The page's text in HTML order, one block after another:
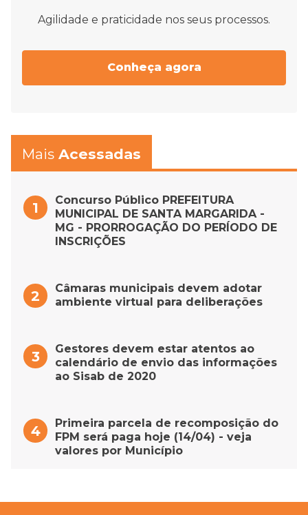
Agilidade e praticidade nos seus processos.
Conheça agora
Mais Acessadas
Concurso Público PREFEITURA
MUNICIPAL DE SANTA MARGARIDA -
MG - PRORROGAÇÃO DO PERÍODO DE
INSCRIÇÕES
Câmaras municipais devem adotar
ambiente virtual para deliberações
Gestores devem estar atentos ao
calendário de envio das informações
ao Sisab de 2020
Primeira parcela de recomposição do
FPM será paga hoje (14/04) - veja
valores por Município